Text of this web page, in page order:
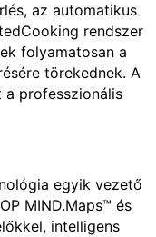
az automatikus
rendszer
folyamatosan a
törekednek. A
a professzionális
egyik vezető
MIND.Maps™ és
intelligens